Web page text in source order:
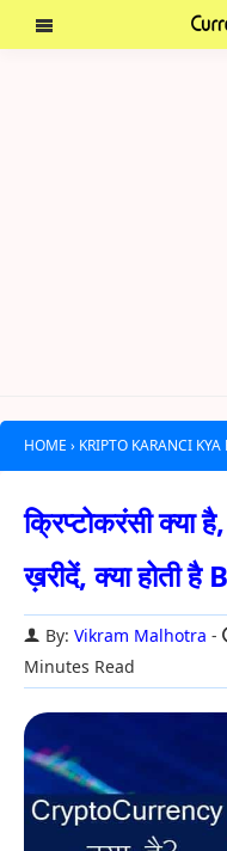
HOME › KRIPTO KARANCI
क्रिप्टोकरंसी
ख़रीदें, क्या होती
By: Vikram Malhotra
Minutes Read